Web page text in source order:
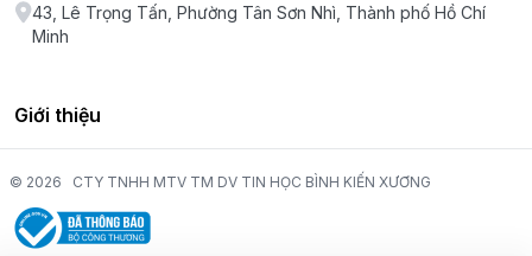
43, Lê Trọng Tấn, Phường Tân Sơn Nhì, Thành phố Hồ Chí
Minh
Giới thiệu
© 2026 CTY TNHH MTV TM DV TIN HỌC BÌNH KIẾN XƯƠNG